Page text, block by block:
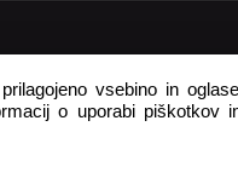
vsebino in
o uporabi piškotkov